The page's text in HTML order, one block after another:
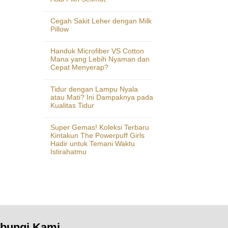
Cegah Sakit Leher dengan Milk
Pillow
Handuk Microfiber VS Cotton
Mana yang Lebih Nyaman dan
Cepat Menyerap?
Tidur dengan Lampu Nyala
atau Mati? Ini Dampaknya pada
Kualitas Tidur
Super Gemas! Koleksi Terbaru
Kintakun The Powerpuff Girls
Hadir untuk Temani Waktu
Istirahatmu